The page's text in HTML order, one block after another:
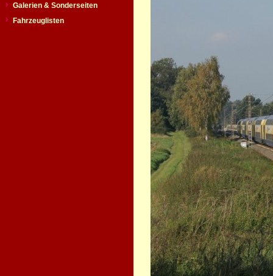
Galerien & Sonderseiten
Fahrzeuglisten